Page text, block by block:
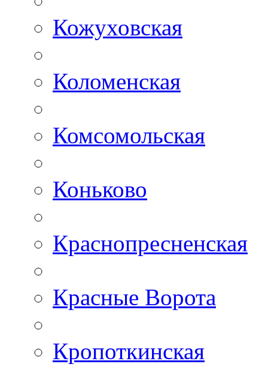
Кожуховская
Коломенская
Комсомольская
Коньково
Краснопресненская
Красные Ворота
Кропоткинская